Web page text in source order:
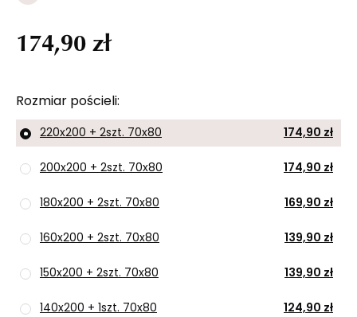
Rozmiar pościeli
220x200 + 2szt. 70x80 174,90 zł
200x200 + 2szt. 70x80 174,90 zł
180x200 + 2szt. 70x80 169,90 zł
160x200 + 2szt. 70x80 139,90 zł
150x200 + 2szt. 70x80 139,90 zł
140x200 + 1szt. 70x80 124,90 zł
174,90 zł